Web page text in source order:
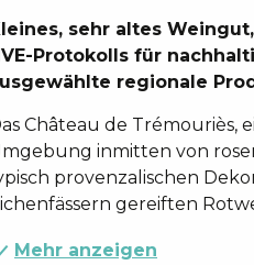
sehr altes
Protokolls für
regionale
Château de Trémouriès,
inmitten von
provenzalischen
gereiften
Mehr anzeigen